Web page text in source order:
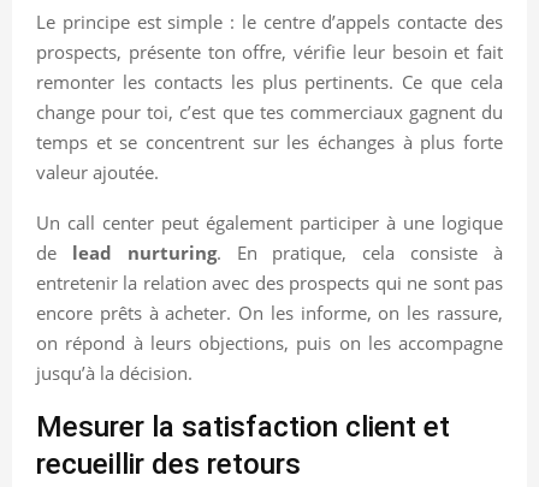
Le principe est simple : le centre d’appels contacte des
prospects, présente ton offre, vérifie leur besoin et fait
remonter les contacts les plus pertinents. Ce que cela
change pour toi, c’est que tes commerciaux gagnent du
temps et se concentrent sur les échanges à plus forte
valeur ajoutée.
Un call center peut également participer à une logique
de lead nurturing. En pratique, cela consiste à
entretenir la relation avec des prospects qui ne sont pas
encore prêts à acheter. On les informe, on les rassure,
on répond à leurs objections, puis on les accompagne
jusqu’à la décision.
Mesurer la satisfaction client et
recueillir des retours